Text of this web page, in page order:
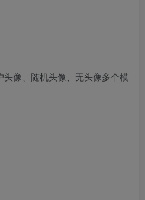
像、随机头像、无头像多个模